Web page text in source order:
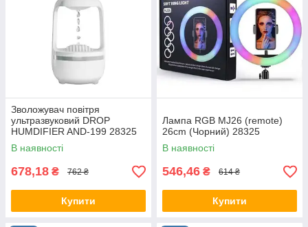
Зволожувач повітря
ультразвуковий DROP
HUMDIFIER AND-199 28325
В наявності
678,18 ₴ 762 ₴
Купити
Лампа RGB MJ26 (remote)
26cm (Чорний) 28325
В наявності
546,46 ₴ 614 ₴
Купити